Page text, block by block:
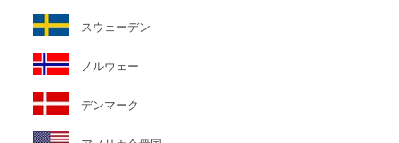
スウェーデン
ノルウェー
デンマーク